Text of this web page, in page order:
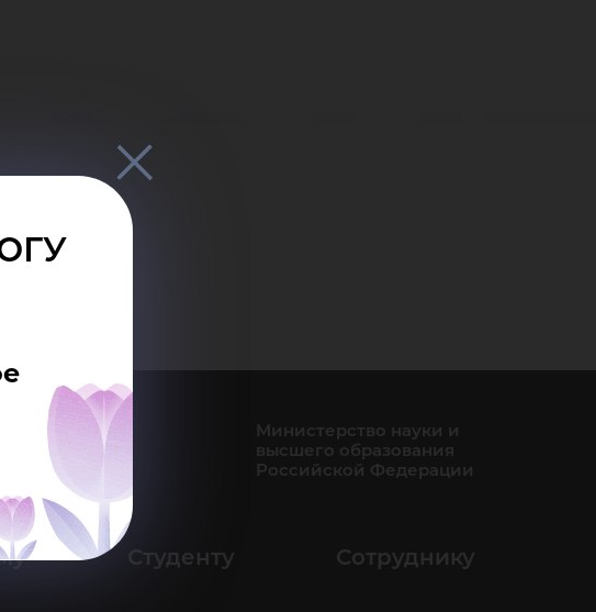
Министерство науки и
высшего образования
Российской Федерации
Студенту Сотруднику